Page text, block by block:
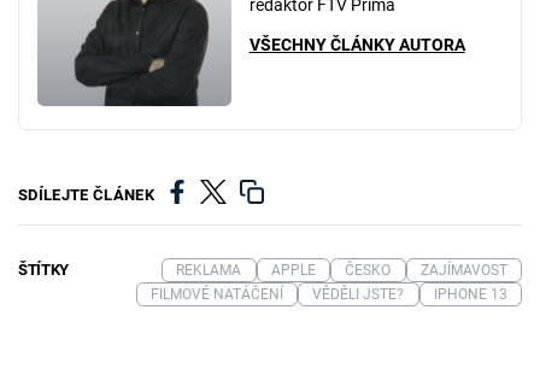
redaktor FTV Prima
VŠECHNY ČLÁNKY AUTORA
SDÍLEJTE ČLÁNEK
ŠTÍTKY REKLAMA APPLE ČESKO
ZAJÍMAVOST
FILMOVÉ NATÁČENÍ
VĚDĚLI JSTE? IPHONE 13